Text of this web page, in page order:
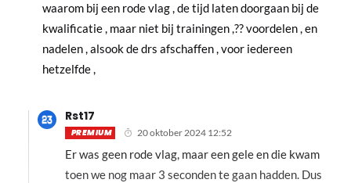
waarom bij een rode vlag , de tijd laten doorgaan bij de
kwalificatie , maar niet bij trainingen ,?? voordelen , en
nadelen , alsook de drs afschaffen , voor iedereen
hetzelfde ,
Rst17
PREMIUM 20 oktober 2024 12:52
Er was geen rode vlag, maar een gele en die kwam
toen we nog maar 3 seconden te gaan hadden. Dus